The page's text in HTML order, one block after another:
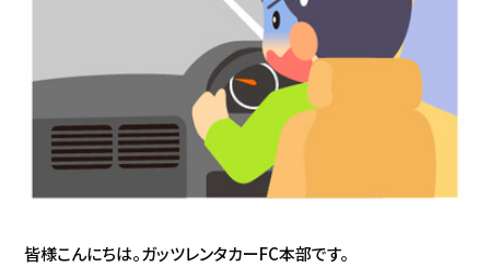
皆様こんにちは。ガッツレンタカーFC本部です。